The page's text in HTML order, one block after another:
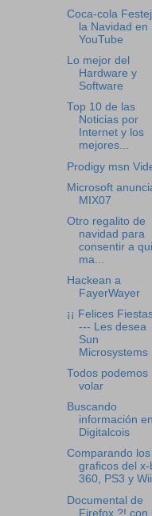
Coca-cola
la Navidad en
YouTube
Lo mejor del
Hardware y
Software
Top 10 de las
Noticias por
Internet y los
mejores...
Prodigy msn
Microsoft
MIX07
Otro regalito de
navidad para
consentir a
ma...
Hackean a
FayerWayer
¡¡ Felices
--- Les desea
Sun
Microsystems
Todos podemos
volar
Buscando
información
Digitalcois
Comparando los
graficos del x-
360, PS3 y Wii
Documental de
Firefox ?! con